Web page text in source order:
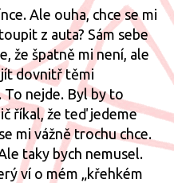
Ale ouha, chce se mi
z auta? Sám sebe
že špatně mi není, ale
dovnitř těmi
nejde. Byl by to
říkal, že teď jedeme
mi vážně trochu chce.
taky bych nemusel.
ví o mém „křehkém